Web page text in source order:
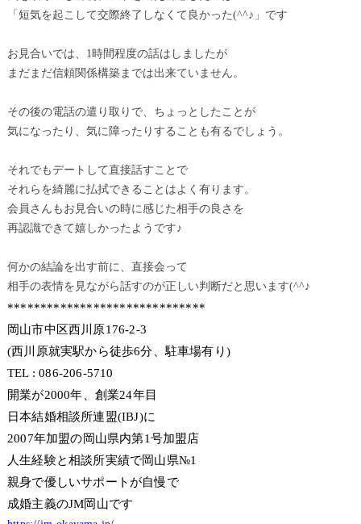
「短気を起こして交際終了しなくて良かった(^^♪」です
お見合いでは、1時間程度の話はしましたが
まだまだ信頼関係構築までは出来ていません。
その後の電話の遣り取りで、ちょっとしたことが
気になったり、気に障ったりすることも有るでしょう。
それでもデートして直接話すことで
それらを綺麗に払拭できることはよく有ります。
会員さんもお見合いの時に感じた相手の良さを
再認識できて嬉しかったようです♪
何かの結論を出す前に、直接会って
相手の表情を見ながら話すのが正しい判断だと思います(^^♪
******************************
岡山市中区西川原176-2-3
(西川原就実駅から徒歩6分、駐車場有り)
TEL : 086-206-5710
開業が2000年、創業24年目
日本結婚相談所連盟(IBJ)に
2007年加盟の岡山県内第1号加盟店
人生経験と相談所実績で岡山県№1
親身で優しいサポートが自慢で
成婚主義のJM岡山です